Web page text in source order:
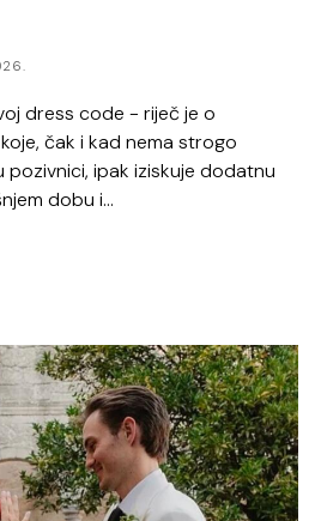
dress code - riječ je o
čak i kad nema strogo
ipak iziskuje dodatnu
dobu i...